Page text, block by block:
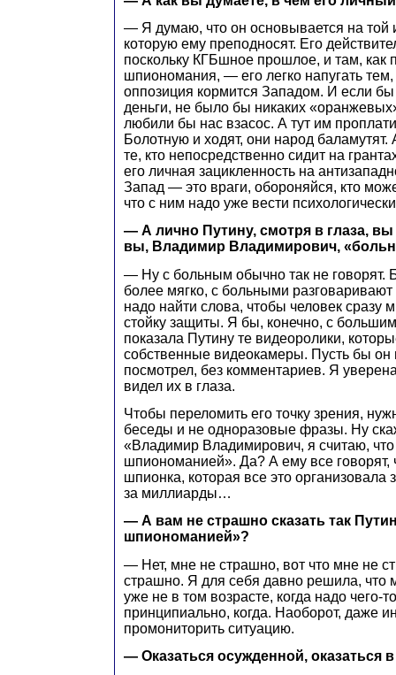
— Я думаю, что он основывается на той
которую ему преподносят. Его
поскольку КГБшное прошлое, и там, как
шпиономания, — его легко напугать тем,
оппозиция кормится Западом. И если
деньги, не было бы никаких
любили бы нас взасос. А тут им
Болотную и ходят, они народ баламутят.
те, кто непосредственно сидит на
его личная зацикленность на
Запад — это враги, обороняйся, кто
что с ним надо уже вести
— А лично Путину, смотря в глаза, вы
вы, Владимир Владимирович,
— Ну с больным обычно так не говорят.
более мягко, с больными
надо найти слова, чтобы человек сразу
стойку защиты. Я бы, конечно, с
показала Путину те видеоролики,
собственные видеокамеры. Пусть бы он
посмотрел, без комментариев. Я
видел их в глаза.
Чтобы переломить его точку зрения,
беседы и не одноразовые фразы. Ну
«Владимир Владимирович, я считаю,
шпиономанией». Да? А ему все говорят,
шпионка, которая все это организовала
за миллиарды…
— А вам не страшно сказать так
шпиономанией»?
— Нет, мне не страшно, вот что мне не
страшно. Я для себя давно решила, что
уже не в том возрасте, когда надо чего-
принципиально, когда. Наоборот, даже
промониторить ситуацию.
— Оказаться осужденной, оказаться